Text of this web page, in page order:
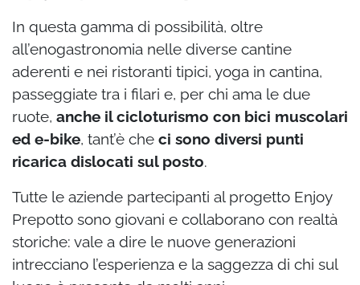
In questa gamma di possibilità, oltre
all’enogastronomia nelle diverse cantine
aderenti e nei ristoranti tipici, yoga in cantina,
passeggiate tra i filari e, per chi ama le due
ruote, anche il cicloturismo con bici muscolari
ed e-bike, tant’è che ci sono diversi punti
ricarica dislocati sul posto.
Tutte le aziende partecipanti al progetto Enjoy
Prepotto sono giovani e collaborano con realtà
storiche: vale a dire le nuove generazioni
intrecciano l’esperienza e la saggezza di chi sul